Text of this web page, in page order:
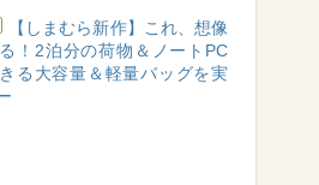
【しまむら新作】これ、想像
！2泊分の荷物＆ノートPC
る大容量＆軽量バッグを実